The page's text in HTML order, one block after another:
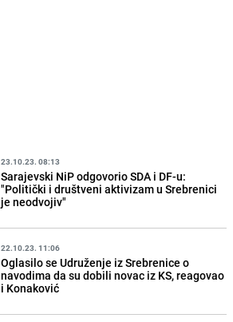
23.10.23. 08:13
Sarajevski NiP odgovorio SDA i DF-u:
"Politički i društveni aktivizam u Srebrenici
je neodvojiv"
22.10.23. 11:06
Oglasilo se Udruženje iz Srebrenice o
navodima da su dobili novac iz KS, reagovao
i Konaković